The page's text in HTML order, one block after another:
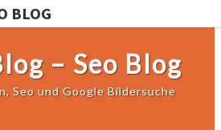
BLOG
– Seo Blog
Seo und Google Bildersuche